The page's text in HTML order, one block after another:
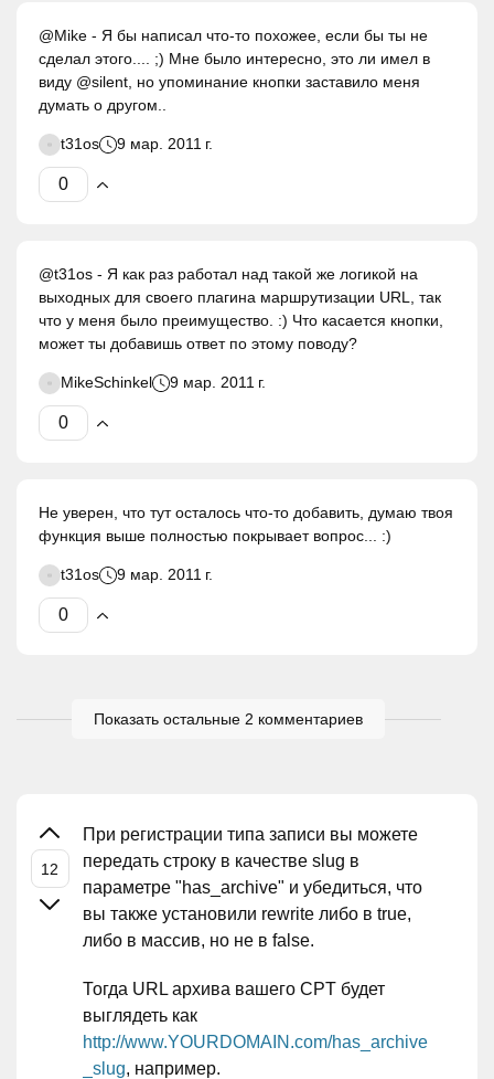
@Mike - Я бы написал что-то похожее, если бы ты не
сделал этого.... ;) Мне было интересно, это ли имел в
виду @silent, но упоминание кнопки заставило меня
думать о другом..
t31os 9 мар. 2011 г.
@t31os - Я как раз работал над такой же логикой на
выходных для своего плагина маршрутизации URL, так
что у меня было преимущество. :) Что касается кнопки,
может ты добавишь ответ по этому поводу?
MikeSchinkel 9 мар. 2011 г.
Не уверен, что тут осталось что-то добавить, думаю твоя
функция выше полностью покрывает вопрос... :)
t31os 9 мар. 2011 г.
Показать остальные 2 комментариев
При регистрации типа записи вы можете
передать строку в качестве slug в
параметре "has_archive" и убедиться, что
вы также установили rewrite либо в true,
либо в массив, но не в false.
Тогда URL архива вашего CPT будет
выглядеть как
http://www.YOURDOMAIN.com/has_archive
_slug, например.